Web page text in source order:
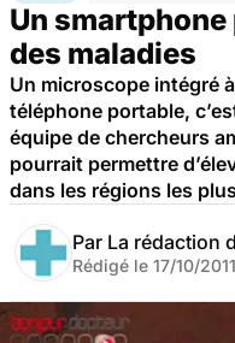
Un
des maladies
Un microscope intégré
téléphone portable,
équipe de chercheurs
pourrait permettre
dans les régions les
Par La rédaction
Rédigé le 17/10/2011